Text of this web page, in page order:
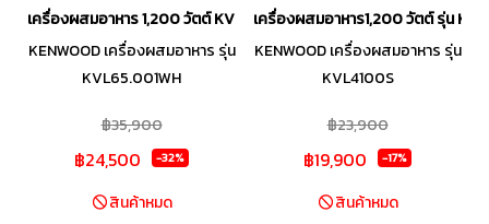
เครื่องผสมอาหาร 1,200 วัตต์ KVL65.001WH
KENWOOD เครื่องผสมอาหาร รุ่น
KVL65.001WH
฿35,900
฿24,500 -32%
สินค้าหมด
เครื่องผสมอาหาร1,200 วัตต์ รุ่น
KENWOOD เครื่องผสมอาหาร รุ่น
KVL4100S
฿23,900
฿19,900 -17%
สินค้าหมด